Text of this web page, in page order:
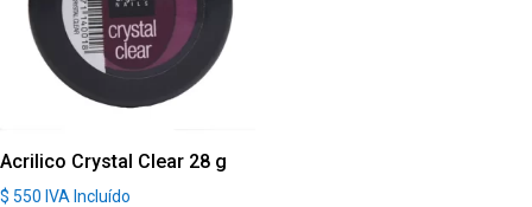
Acrilico Crystal Clear 28 g
$ 550 IVA Incluído